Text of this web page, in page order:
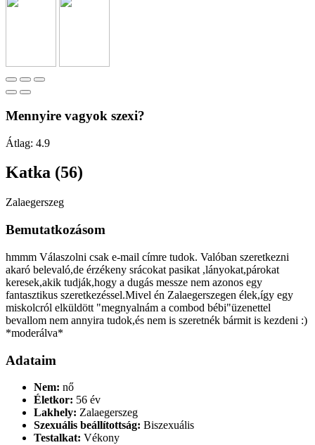
Mennyire vagyok szexi?
Átlag: 4.9
Katka (56)
Zalaegerszeg
Bemutatkozásom
hmmm Válaszolni csak e-mail címre tudok. Valóban szeretkezni
akaró belevaló,de érzékeny srácokat pasikat ,lányokat,párokat
keresek,akik tudják,hogy a dugás messze nem azonos egy
fantasztikus szeretkezéssel.Mivel én Zalaegerszegen élek,így egy
miskolcról elküldött "megnyalnám a combod bébi"üzenettel
bevallom nem annyira tudok,és nem is szeretnék bármit is kezdeni :)
*moderálva*
Adataim
Nem: nő
Életkor: 56 év
Lakhely: Zalaegerszeg
Szexuális beállítottság: Biszexuális
Testalkat: Vékony